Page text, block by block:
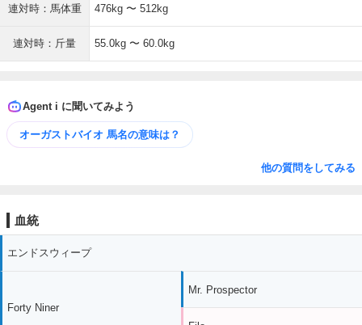
連対時：馬体重 476kg 〜 512kg
連対時：斤量 55.0kg 〜 60.0kg
Agent i に聞いてみよう
オーガストバイオ 馬名の意味は？
他の質問をしてみる
血統
エンドスウィープ
Forty Niner
Mr. Prospector